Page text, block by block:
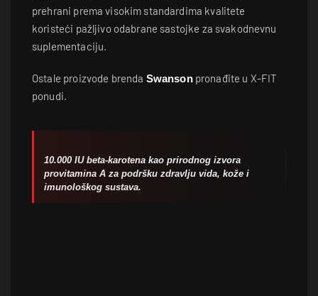
prehrani prema visokim standardima kvalitete
koristeći pažljivo odabrane sastojke za svakodnevnu
suplementaciju.
Ostale proizvode brenda Swansonpronađite u X-FIT
ponudi.
10.000 IU beta-karotena kao prirodnog izvora
provitamina A za podršku zdravlju vida, kože i
imunološkog sustava.